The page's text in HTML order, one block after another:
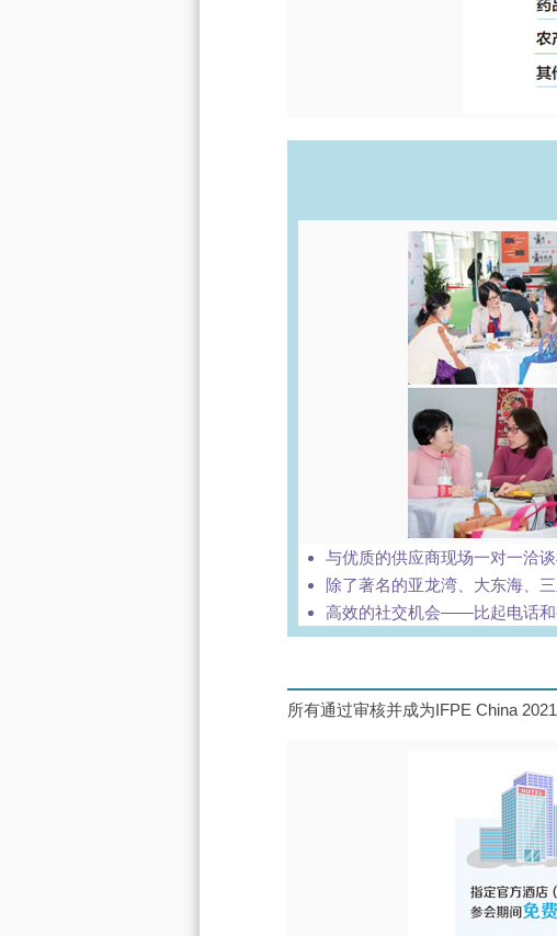
与优质的供应商现场一对一洽
除了著名的亚龙湾、大东海、
高效的社交机会——比起电话和
所有通过审核并成为IFPE China